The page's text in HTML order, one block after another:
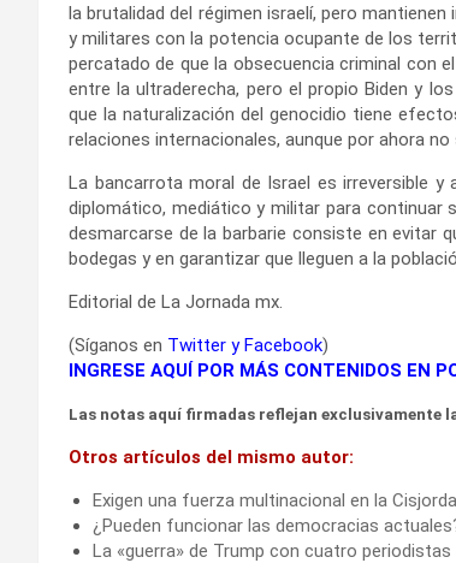
la brutalidad del régimen israelí, pero
y militares con la potencia ocupante de los
percatado de que la obsecuencia criminal con
entre la ultraderecha, pero el propio Biden y
que la naturalización del genocidio tiene
relaciones internacionales, aunque por ahora
La bancarrota moral de Israel es irreversible
diplomático, mediático y militar para continuar
desmarcarse de la barbarie consiste en evitar
bodegas y en garantizar que lleguen a la
Editorial de La Jornada mx.
(Síganos en Twitter yFacebook)
INGRESE AQUÍ POR MÁS CONTENIDOS EN
Las notas aquí firmadas reflejan exclusivamente
Otros artículos del mismo autor:
Exigen una fuerza multinacional en la
¿Pueden funcionar las democracias
La «guerra» de Trump con cuatro